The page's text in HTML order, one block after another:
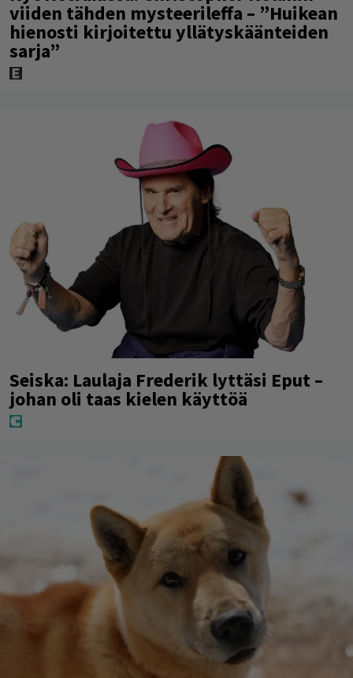
viiden tähden mysteerileffa – ”Huikean
hienosti kirjoitettu yllätyskäänteiden
sarja”
Seiska: Laulaja Frederik lyttäsi Eput –
johan oli taas kielen käyttöä